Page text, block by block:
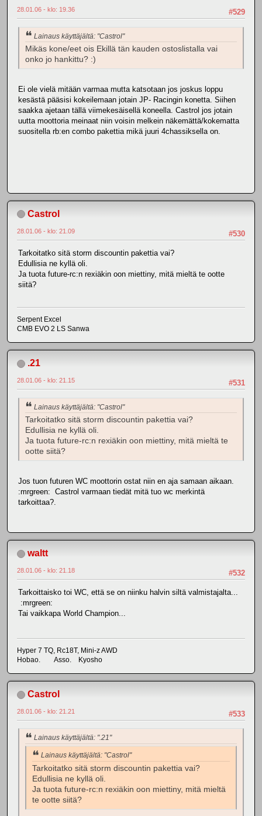
#529
28.01.06 - klo: 19.36
Lainaus käyttäjältä: "Castrol"
Mikäs kone/eet ois Ekillä tän kauden ostoslistalla vai
onko jo hankittu? :)
Ei ole vielä mitään varmaa mutta katsotaan jos joskus loppu
kesästä pääsisi kokeilemaan jotain JP- Racingin konetta. Siihen
saakka ajetaan tällä viimekesäisellä koneella. Castrol jos jotain
uutta moottoria meinaat niin voisin melkein näkemättä/kokematta
suositella rb:en combo pakettia mikä juuri 4chassiksella on.
Castrol
#530
28.01.06 - klo: 21.09
Tarkoitatko sitä storm discountin pakettia vai?
Edullisia ne kyllä oli.
Ja tuota future-rc:n rexiäkin oon miettiny, mitä mieltä te ootte
siitä?
Serpent Excel
CMB EVO 2 LS Sanwa
.21
#531
28.01.06 - klo: 21.15
Lainaus käyttäjältä: "Castrol"
Tarkoitatko sitä storm discountin pakettia vai?
Edullisia ne kyllä oli.
Ja tuota future-rc:n rexiäkin oon miettiny, mitä mieltä te
ootte siitä?
Jos tuon futuren WC moottorin ostat niin en aja samaan aikaan.
:mrgreen: Castrol varmaan tiedät mitä tuo wc merkintä
tarkoittaa?.
waltt
#532
28.01.06 - klo: 21.18
Tarkoittaisko toi WC, että se on niinku halvin siltä valmistajalta...
:mrgreen:
Tai vaikkapa World Champion...
Hyper 7 TQ, Rc18T, Mini-z AWD
Hobao. Asso. Kyosho
Castrol
#533
28.01.06 - klo: 21.21
Lainaus käyttäjältä: ".21"
Lainaus käyttäjältä: "Castrol"
Tarkoitatko sitä storm discountin pakettia vai?
Edullisia ne kyllä oli.
Ja tuota future-rc:n rexiäkin oon miettiny, mitä mieltä
te ootte siitä?